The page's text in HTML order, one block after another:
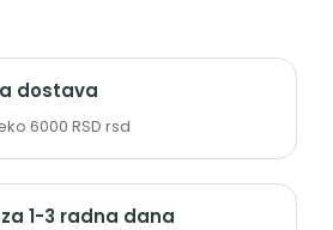
dostava
6000 RSD rsd
1-3 radna dana